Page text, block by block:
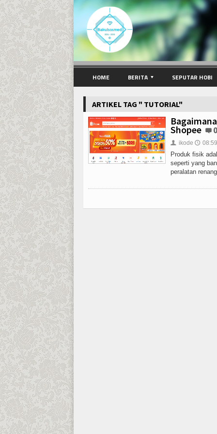
HOME BERITA SEPUTAR HOBI
ARTIKEL TAG " TUTORIAL"
Shopee
👤 ikode 🕔
Produk fisik
seperti yang
peralatan